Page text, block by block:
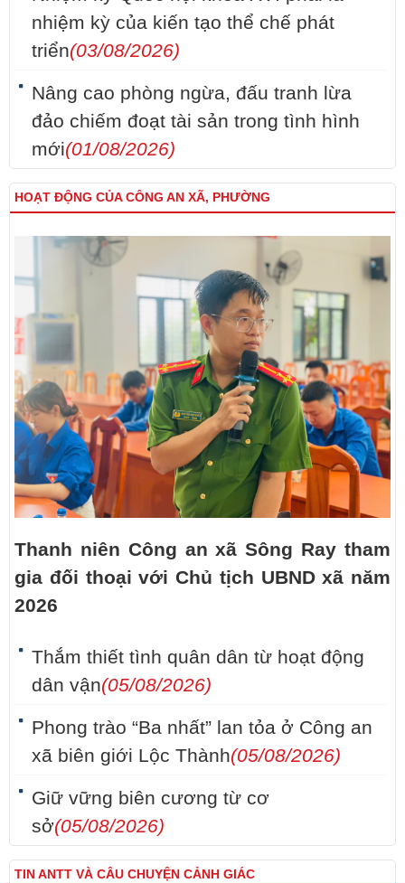
nhiệm kỳ của kiến tạo thể chế phát
triển(03/08/2026)
Nâng cao phòng ngừa, đấu tranh lừa
đảo chiếm đoạt tài sản trong tình hình
mới(01/08/2026)
HOẠT ĐỘNG CỦA CÔNG AN XÃ, PHƯỜNG
Thanh niên Công an xã Sông Ray tham
gia đối thoại với Chủ tịch UBND xã năm
2026
Thắm thiết tình quân dân từ hoạt động
dân vận(05/08/2026)
Phong trào “Ba nhất” lan tỏa ở Công an
xã biên giới Lộc Thành(05/08/2026)
Giữ vững biên cương từ cơ
sở(05/08/2026)
TIN ANTT VÀ CÂU CHUYỆN CẢNH GIÁC